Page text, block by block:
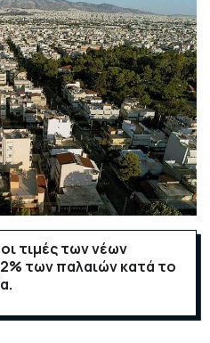
τιμές των νέων
των παλαιών κατά το